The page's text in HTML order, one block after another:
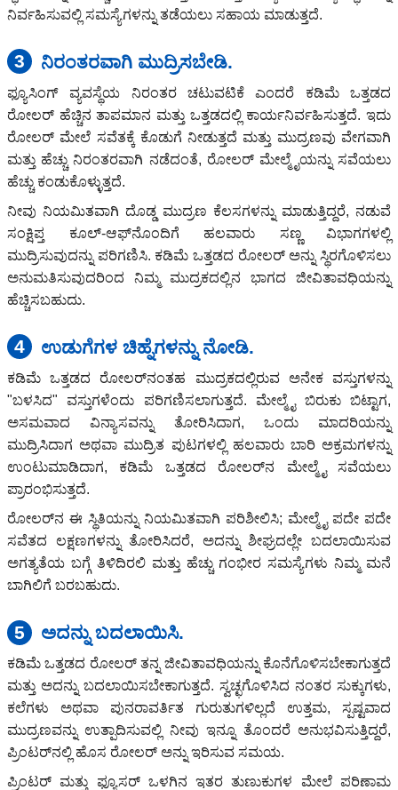
ನಿರ್ವಹಿಸುವಲ್ಲಿ ಸಮಸ್ಯೆಗಳನ್ನು ತಡೆಯಲು ಸಹಾಯ ಮಾಡುತ್ತದೆ.
3 ನಿರಂತರವಾಗಿ ಮುದ್ರಿಸಬೇಡಿ.
ಫ್ಯೂಸಿಂಗ್ ವ್ಯವಸ್ಥೆಯ ನಿರಂತರ ಚಟುವಟಿಕೆ ಎಂದರೆ ಕಡಿಮೆ ಒತ್ತಡದ
ರೋಲರ್ ಹೆಚ್ಚಿನ ತಾಪಮಾನ ಮತ್ತು ಒತ್ತಡದಲ್ಲಿ ಕಾರ್ಯನಿರ್ವಹಿಸುತ್ತದೆ. ಇದು
ರೋಲರ್ ಮೇಲೆ ಸವೆತಕ್ಕೆ ಕೊಡುಗೆ ನೀಡುತ್ತದೆ ಮತ್ತು ಮುದ್ರಣವು ವೇಗವಾಗಿ
ಮತ್ತು ಹೆಚ್ಚು ನಿರಂತರವಾಗಿ ನಡೆದಂತೆ, ರೋಲರ್ ಮೇಲ್ಮೈಯನ್ನು ಸವೆಯಲು
ಹೆಚ್ಚು ಕಂಡುಕೊಳ್ಳುತ್ತದೆ.
ನೀವು ನಿಯಮಿತವಾಗಿ ದೊಡ್ಡ ಮುದ್ರಣ ಕೆಲಸಗಳನ್ನು ಮಾಡುತ್ತಿದ್ದರೆ, ನಡುವೆ
ಸಂಕ್ಷಿಪ್ತ ಕೂಲ್-ಆಫ್‌ನೊಂದಿಗೆ ಹಲವಾರು ಸಣ್ಣ ವಿಭಾಗಗಳಲ್ಲಿ
ಮುದ್ರಿಸುವುದನ್ನು ಪರಿಗಣಿಸಿ. ಕಡಿಮೆ ಒತ್ತಡದ ರೋಲರ್ ಅನ್ನು ಸ್ಥಿರಗೊಳಿಸಲು
ಅನುಮತಿಸುವುದರಿಂದ ನಿಮ್ಮ ಮುದ್ರಕದಲ್ಲಿನ ಭಾಗದ ಜೀವಿತಾವಧಿಯನ್ನು
ಹೆಚ್ಚಿಸಬಹುದು.
4 ಉಡುಗೆಗಳ ಚಿಹ್ನೆಗಳನ್ನು ನೋಡಿ.
ಕಡಿಮೆ ಒತ್ತಡದ ರೋಲರ್‌ನಂತಹ ಮುದ್ರಕದಲ್ಲಿರುವ ಅನೇಕ ವಸ್ತುಗಳನ್ನು
"ಬಳಸಿದ" ವಸ್ತುಗಳೆಂದು ಪರಿಗಣಿಸಲಾಗುತ್ತದೆ. ಮೇಲ್ಮೈ ಬಿರುಕು ಬಿಟ್ಟಾಗ,
ಅಸಮವಾದ ವಿನ್ಯಾಸವನ್ನು ತೋರಿಸಿದಾಗ, ಒಂದು ಮಾದರಿಯನ್ನು
ಮುದ್ರಿಸಿದಾಗ ಅಥವಾ ಮುದ್ರಿತ ಪುಟಗಳಲ್ಲಿ ಹಲವಾರು ಬಾರಿ ಅಕ್ರಮಗಳನ್ನು
ಉಂಟುಮಾಡಿದಾಗ, ಕಡಿಮೆ ಒತ್ತಡದ ರೋಲರ್‌ನ ಮೇಲ್ಮೈ ಸವೆಯಲು
ಪ್ರಾರಂಭಿಸುತ್ತದೆ.
ರೋಲರ್‌ನ ಈ ಸ್ಥಿತಿಯನ್ನು ನಿಯಮಿತವಾಗಿ ಪರಿಶೀಲಿಸಿ; ಮೇಲ್ಮೈ ಪದೇ ಪದೇ
ಸವೆತದ ಲಕ್ಷಣಗಳನ್ನು ತೋರಿಸಿದರೆ, ಅದನ್ನು ಶೀಘ್ರದಲ್ಲೇ ಬದಲಾಯಿಸುವ
ಅಗತ್ಯತೆಯ ಬಗ್ಗೆ ತಿಳಿದಿರಲಿ ಮತ್ತು ಹೆಚ್ಚು ಗಂಭೀರ ಸಮಸ್ಯೆಗಳು ನಿಮ್ಮ ಮನೆ
ಬಾಗಿಲಿಗೆ ಬರಬಹುದು.
5 ಅದನ್ನು ಬದಲಾಯಿಸಿ.
ಕಡಿಮೆ ಒತ್ತಡದ ರೋಲರ್ ತನ್ನ ಜೀವಿತಾವಧಿಯನ್ನು ಕೊನೆಗೊಳಿಸಬೇಕಾಗುತ್ತದೆ
ಮತ್ತು ಅದನ್ನು ಬದಲಾಯಿಸಬೇಕಾಗುತ್ತದೆ. ಸ್ವಚ್ಛಗೊಳಿಸಿದ ನಂತರ ಸುಕ್ಕುಗಳು,
ಕಲೆಗಳು ಅಥವಾ ಪುನರಾವರ್ತಿತ ಗುರುತುಗಳಿಲ್ಲದೆ ಉತ್ತಮ, ಸ್ಪಷ್ಟವಾದ
ಮುದ್ರಣವನ್ನು ಉತ್ಪಾದಿಸುವಲ್ಲಿ ನೀವು ಇನ್ನೂ ತೊಂದರೆ ಅನುಭವಿಸುತ್ತಿದ್ದರೆ,
ಪ್ರಿಂಟರ್‌ನಲ್ಲಿ ಹೊಸ ರೋಲರ್ ಅನ್ನು ಇರಿಸುವ ಸಮಯ.
ಪ್ರಿಂಟರ್ ಮತ್ತು ಫ್ಯೂಸರ್ ಒಳಗಿನ ಇತರ ತುಣುಕುಗಳ ಮೇಲೆ ಪರಿಣಾಮ